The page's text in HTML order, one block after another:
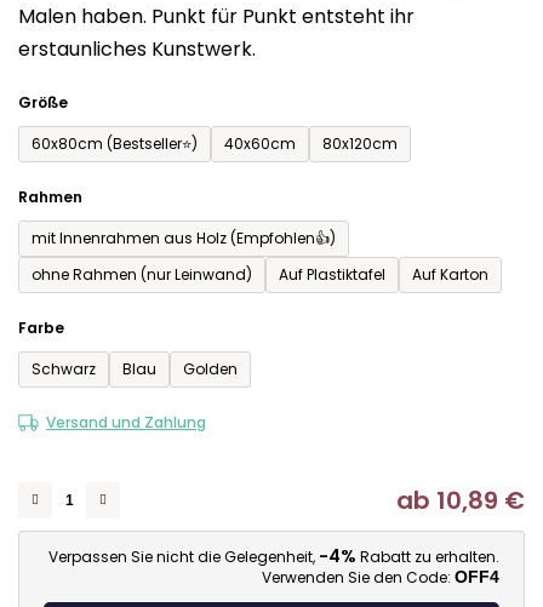
Malen haben. Punkt für Punkt entsteht ihr
erstaunliches Kunstwerk.
Größe
60x80cm (Bestseller⭐)
40x60cm 80x120cm
Rahmen
mit Innenrahmen aus Holz (Empfohlen👍)
ohne Rahmen (nur Leinwand)
Auf Plastiktafel Auf Karton
Farbe
Schwarz
Blau Golden
Versand und Zahlung
ab 10,89 €
Verpassen Sie nicht die Gelegenheit, -4% Rabatt zu erhalten.
Verwenden Sie den Code: OFF4